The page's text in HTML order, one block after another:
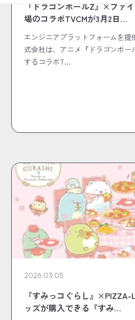
『ドラゴンボールZ』×ファ
場のコラボTVCMが3月2日…
エンジニアプラットフォームを提
式会社は、アニメ『ドラゴンボー
するコラボT…
2026.03.05
『すみっコぐらし』
ッズが購入できる『すみ…